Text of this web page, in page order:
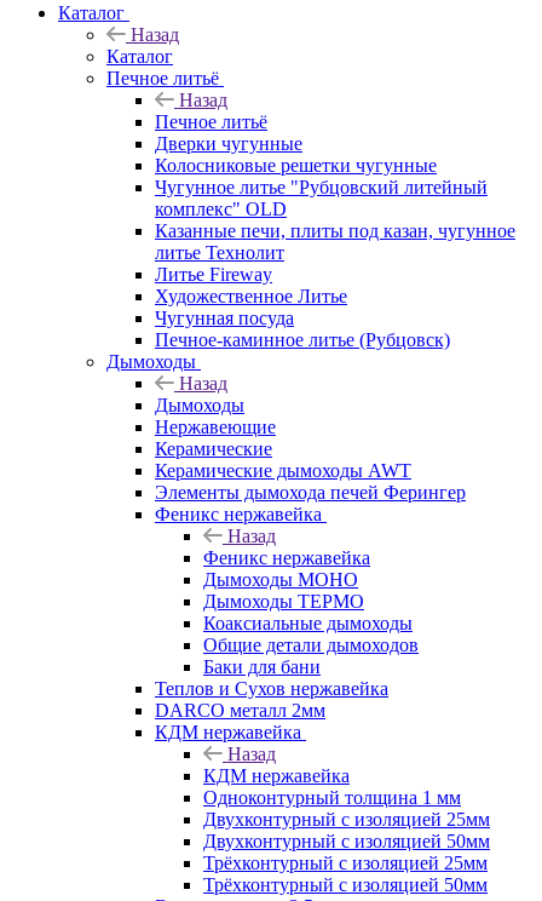
Каталог
Назад
Каталог
Печное литьё
Назад
Печное литьё
Дверки чугунные
Колосниковые решетки чугунные
Чугунное литье "Рубцовский литейный
комплекс" OLD
Казанные печи, плиты под казан, чугунное
литье Технолит
Литье Fireway
Художественное Литье
Чугунная посуда
Печное-каминное литье (Рубцовск)
Дымоходы
Назад
Дымоходы
Нержавеющие
Керамические
Керамические дымоходы AWT
Элементы дымохода печей Ферингер
Феникс нержавейка
Назад
Феникс нержавейка
Дымоходы МОНО
Дымоходы ТЕРМО
Коаксиальные дымоходы
Общие детали дымоходов
Баки для бани
Теплов и Сухов нержавейка
DARCO металл 2мм
КДМ нержавейка
Назад
КДМ нержавейка
Одноконтурный толщина 1 мм
Двухконтурный с изоляцией 25мм
Двухконтурный с изоляцией 50мм
Трёхконтурный с изоляцией 25мм
Трёхконтурный с изоляцией 50мм